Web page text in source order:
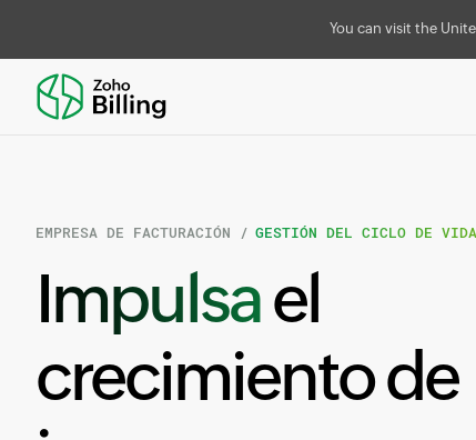
You can visit the
EMPRESA DE FACTURACIÓN / GESTIÓN DEL CICLO DE
Impulsael
crecimiento de